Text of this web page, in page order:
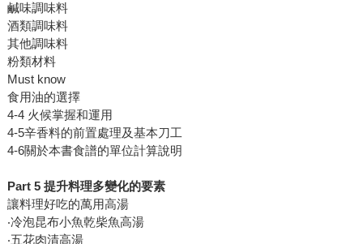
鹹味調味料
酒類調味料
其他調味料
粉類材料
Must know
食用油的選擇
4-4 火候掌握和運用
4-5辛香料的前置處理及基本刀工
4-6關於本書食譜的單位計算說明
Part 5 提升料理多變化的要素
讓料理好吃的萬用高湯
‧冷泡昆布小魚乾柴魚高湯
‧五花肉清高湯